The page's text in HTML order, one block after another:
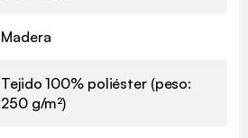
Madera
Tejido 100% poliéster (peso:
250 g/m²)